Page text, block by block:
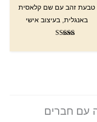
טבעת זהב עם שם קלאסית
באנגלית, בעיצוב אישי
עם חברים